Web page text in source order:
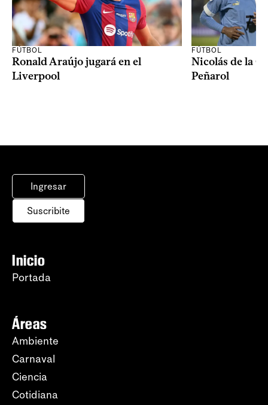
FÚTBOL
Ronald Araújo jugará en el
Liverpool
FÚTBOL
Nicolás de la
Peñarol
Ingresar
Suscribite
Inicio
Portada
Áreas
Ambiente
Carnaval
Ciencia
Cotidiana